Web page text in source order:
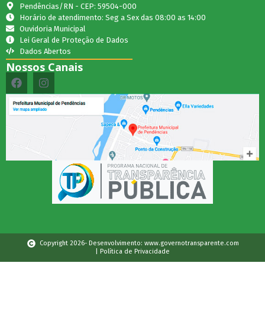
Pendências/RN - CEP: 59504-000
Horário de atendimento: Seg a Sex das 08:00 as 14:00
Ouvidoria Municipal
Lei Geral de Proteção de Dados
Dados Abertos
Nossos Canais
Copyright 2026- Desenvolvimento: www.governotransparente.com
| Política de Privacidade